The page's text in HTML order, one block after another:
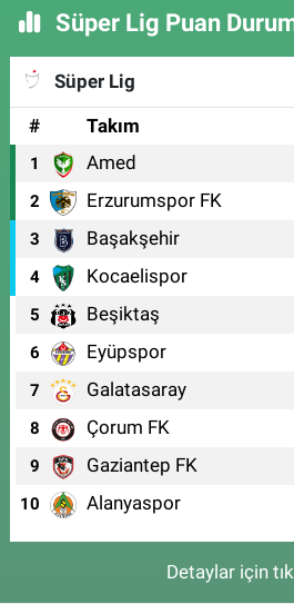
Süper Lig Puan
Süper Lig
#
Takım
1 Amed
2 Erzurumspor FK
3 Başakşehir
4 Kocaelispor
5 Beşiktaş
6 Eyüpspor
7 Galatasaray
8 Çorum FK
9 Gaziantep FK
10 Alanyaspor
Detaylar için